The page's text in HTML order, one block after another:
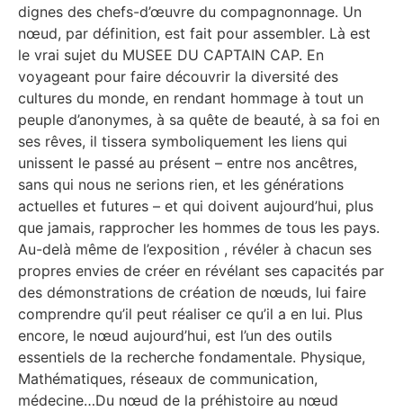
dignes des chefs-d’œuvre du compagnonnage. Un
nœud, par définition, est fait pour assembler. Là est
le vrai sujet du MUSEE DU CAPTAIN CAP. En
voyageant pour faire découvrir la diversité des
cultures du monde, en rendant hommage à tout un
peuple d’anonymes, à sa quête de beauté, à sa foi en
ses rêves, il tissera symboliquement les liens qui
unissent le passé au présent – entre nos ancêtres,
sans qui nous ne serions rien, et les générations
actuelles et futures – et qui doivent aujourd’hui, plus
que jamais, rapprocher les hommes de tous les pays.
Au-delà même de l’exposition , révéler à chacun ses
propres envies de créer en révélant ses capacités par
des démonstrations de création de nœuds, lui faire
comprendre qu’il peut réaliser ce qu’il a en lui. Plus
encore, le nœud aujourd’hui, est l’un des outils
essentiels de la recherche fondamentale. Physique,
Mathématiques, réseaux de communication,
médecine…Du nœud de la préhistoire au nœud